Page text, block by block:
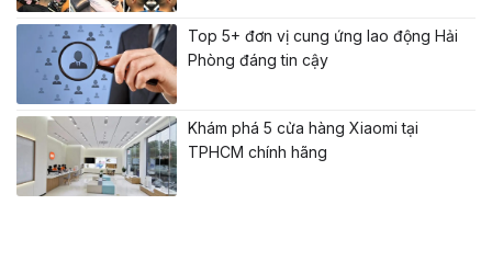
Top 5+ đơn vị cung ứng lao động Hải
Phòng đáng tin cậy
Khám phá 5 cửa hàng Xiaomi tại
TPHCM chính hãng